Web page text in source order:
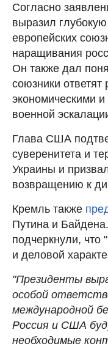
Согласно
выразил
европейских
наращивания
Он также дал
союзники
экономическими
военной
Глава США
суверенитета и
Украины и
возвращению к
Кремль также
Путина и
подчеркнули, что
и деловой
"Президенты
особой
международной
Россия и США
необходимые